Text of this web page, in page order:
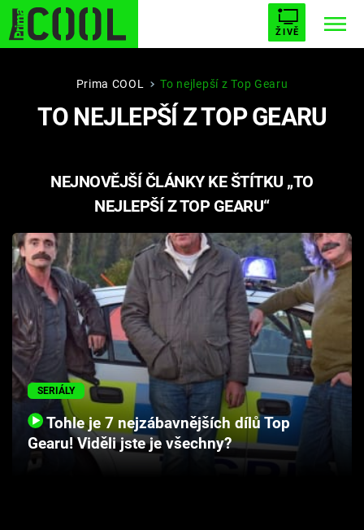
ŽIVĚ
STARHOUSE BUFFY, PŘEMOŽITELKA UPÍRŮ
ESCAPE PLNEJ KOTEL AVENGERS 5
Filmy
Seriály
Hry
Cool Esport
Pořady
TV Program
Prima COOL To nejlepší z Top Gearu
TO NEJLEPŠÍ Z TOP GEARU
NEJNOVĚJŠÍ ČLÁNKY KE ŠTÍTKU „TO
NEJLEPŠÍ Z TOP GEARU“
SERIÁLY
Tohle je 7 nejzábavnějších dílů Top
Gearu! Viděli jste je všechny?